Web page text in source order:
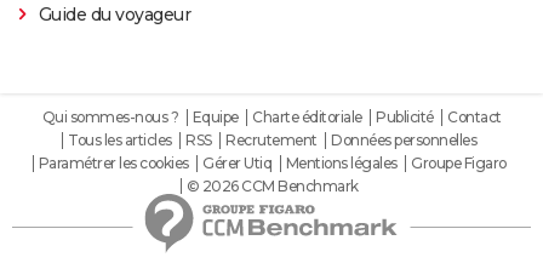
Guide du voyageur
Qui sommes-nous ? Equipe Charte éditoriale Publicité
Contact
Tous les articles
RSS Recrutement
Données personnelles
Paramétrer les cookies
Gérer Utiq Mentions légales
Groupe Figaro
© 2026 CCM Benchmark